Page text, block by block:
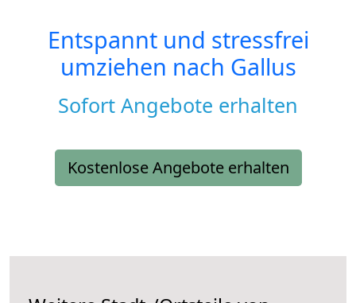
Entspannt und stressfrei
umziehen nach Gallus
Sofort Angebote erhalten
Kostenlose Angebote erhalten